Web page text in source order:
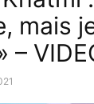
mais
–